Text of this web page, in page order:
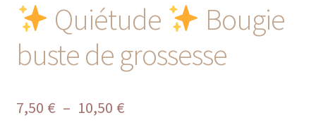
Quiétude
Bougie
buste de grossesse
7,50 € – 10,50 €Plage